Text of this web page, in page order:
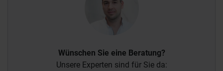
Wünschen Sie eine Beratung?
Unsere Experten sind für Sie da: